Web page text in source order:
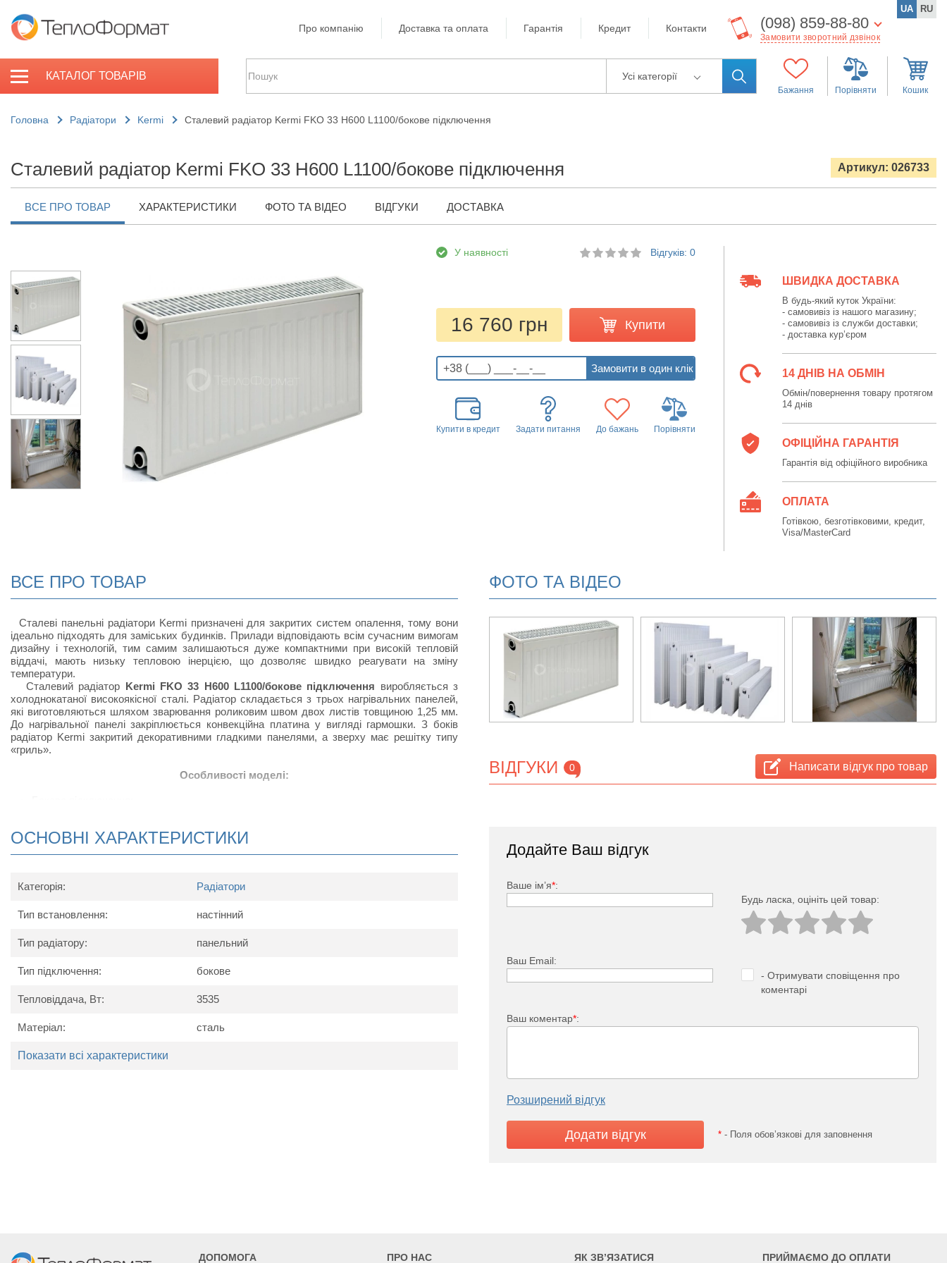
Про компанію Доставка та оплата Гарантія Кредит Контакти (098) 859-88-80
Замовити зворотний дзвінок
UA RU
КАТАЛОГ ТОВАРІВ Усі категорії
Бажання Порівняти Кошик
Головна Радіатори Kermi Сталевий радіатор Kermi FKO 33 H600 L1100/бокове підключення
Сталевий радіатор Kermi FKO 33 H600 L1100/бокове підключення Артикул: 026733
ВСЕ ПРО ТОВАР ХАРАКТЕРИСТИКИ ФОТО ТА ВІДЕО ВІДГУКИ ДОСТАВКА
У наявності Відгуків: 0
16 760 грн Купити
Купити в кредит Задати питання До бажань Порівняти
ШВИДКА ДОСТАВКА
В будь-який куток України:
- самовивіз із нашого магазину;
- самовивіз із служби доставки;
- доставка кур’єром
14 ДНІВ НА ОБМІН
Обмін/повернення товару протягом
14 днів
ОФІЦІЙНА ГАРАНТІЯ
Гарантія від офіційного виробника
ОПЛАТА
Готівкою, безготівковими, кредит,
Visa/MasterCard
ВСЕ ПРО ТОВАР
Сталеві панельні радіатори Kermi призначені для закритих систем опалення, тому вони
ідеально підходять для заміських будинків. Прилади відповідають всім сучасним вимогам
дизайну і технологій, тим самим залишаються дуже компактними при високій тепловій
віддачі, мають низьку тепловою інерцією, що дозволяє швидко реагувати на зміну
температури.
Сталевий радіатор Kermi FKO 33 H600 L1100/бокове підключення виробляється з
холоднокатаної високоякісної сталі. Радіатор складається з трьох нагрівальних панелей,
які виготовляються шляхом зварювання роликовим швом двох листів товщиною 1,25 мм.
До нагрівальної панелі закріплюється конвекційна платина у вигляді гармошки. З боків
радіатор Kermi закритий декоративними гладкими панелями, а зверху має решітку типу
«гриль».
Особливості моделі:
Відрізняється підвищеною тепловіддачею за рахунок наявності своєрідних П-подібних
радіатор в упаковці, настінні кронштейни, кран Маєвського 1/2 ", заглушки.
Схема радіатора
Ширина
900
1200
ОСНОВНІ ХАРАКТЕРИСТИКИ
Категорія: Радіатори
Тип встановлення: настінний
Тип радіатору: панельний
Тип підключення: бокове
Тепловіддача, Вт: 3535
Матеріал: сталь
Показати всі характеристики
ФОТО ТА ВІДЕО
ВІДГУКИ 0 Написати відгук про товар
Додайте Ваш відгук
Ваше ім’я*:
Будь ласка, оцініть цей товар:
Ваш Email:
- Отримувати сповіщення про
коментарі
Ваш коментар*:
Розширений відгук
* - Поля обов’язкові для заповнення
ДОПОМОГА ПРО НАС ЯК ЗВ’ЯЗАТИСЯ ПРИЙМАЄМО ДО ОПЛАТИ